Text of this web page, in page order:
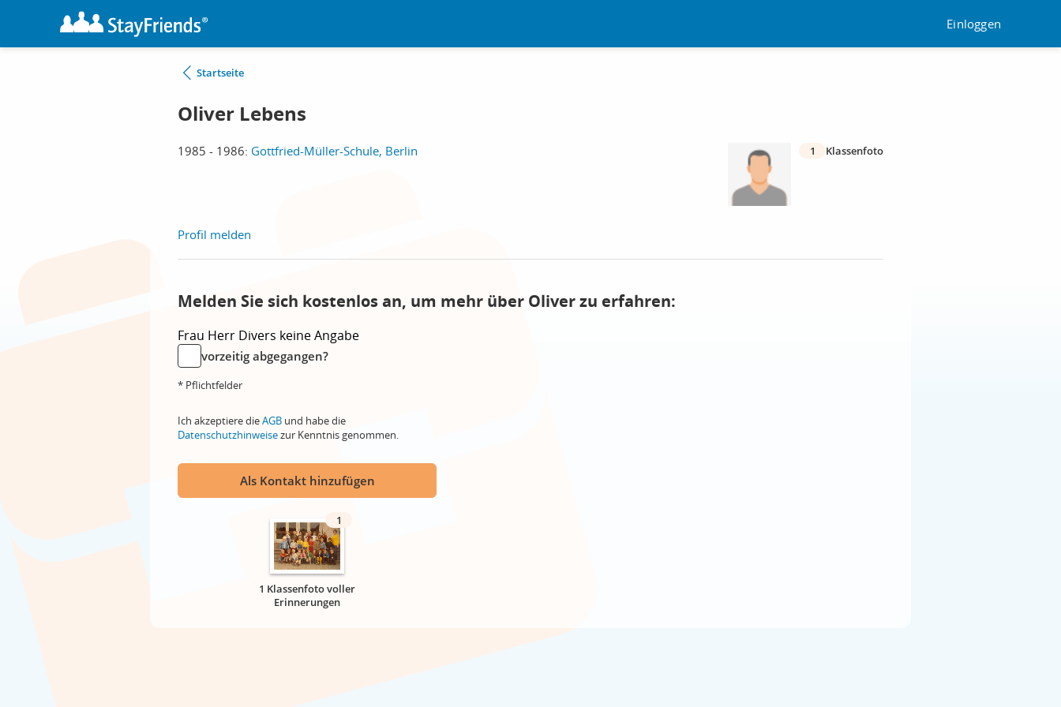
Einloggen
Startseite
Oliver Lebens
1985 - 1986: Gottfried-Müller-Schule, Berlin 1 Klassenfoto
Profil melden
Melden Sie sich kostenlos an, um mehr über Oliver zu erfahren:
Frau Herr Divers keine Angabe
vorzeitig abgegangen?
* Pflichtfelder
Ich akzeptiere dieAGB und habe die
Datenschutzhinweisezur Kenntnis genommen.
Als Kontakt hinzufügen
1
1 Klassenfoto voller
Erinnerungen